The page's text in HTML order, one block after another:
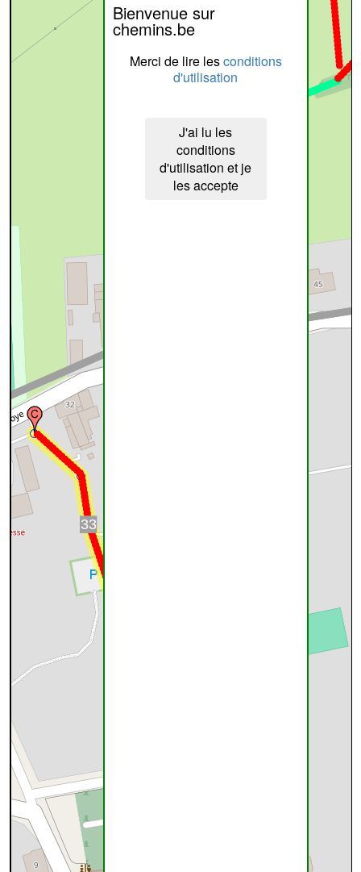
Bienvenue sur
chemins.be
Merci de lire lesconditions
d'utilisation
J'ai lu les
conditions
d'utilisation et je
les accepte